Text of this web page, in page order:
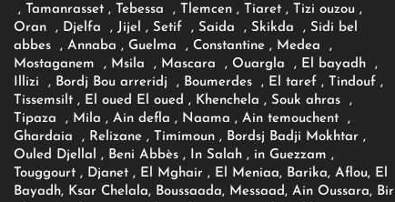
, Tamanrasset , Tebessa , Tlemcen , Tiaret , Tizi ouzou ,
Oran , Djelfa , Jijel , Setif , Saida , Skikda , Sidi bel
abbes , Annaba , Guelma , Constantine , Medea ,
Mostaganem , Msila , Mascara , Ouargla , El bayadh ,
Illizi , Bordj Bou arreridj , Boumerdes , El taref , Tindouf ,
Tissemsilt , El oued El oued , Khenchela , Souk ahras ,
Tipaza , Mila , Ain defla , Naama , Ain temouchent ,
Ghardaia , Relizane , Timimoun , Bordsj Badji Mokhtar ,
Ouled Djellal , Beni Abbès , In Salah , in Guezzam ,
Touggourt , Djanet , El Mghair , El Meniaa, Barika, Aflou, El
Bayadh, Ksar Chelala, Boussaada, Messaad, Ain Oussara, Bir